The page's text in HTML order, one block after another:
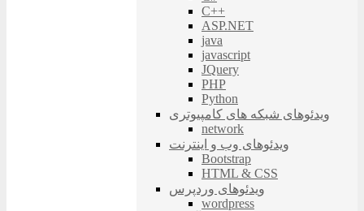
C++
ASP.NET
java
javascript
JQuery
PHP
Python
ویدئوهای شبکه های کامپیوتری
network
ویدئوهای وب و اینترنت
Bootstrap
HTML & CSS
ویدئوهای وردپرس
wordpress